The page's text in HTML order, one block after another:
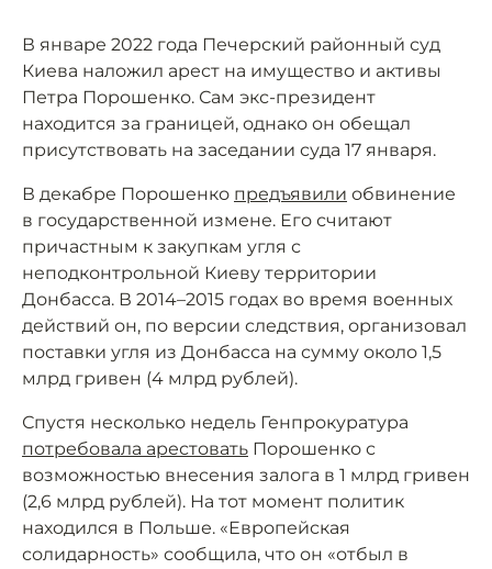
В январе 2022 года Печерский районный суд
Киева наложил арест на имущество и активы
Петра Порошенко. Сам экс-президент
находится за границей, однако он обещал
присутствовать на заседании суда 17 января.
В декабре Порошенко предъявили обвинение
в государственной измене. Его считают
причастным к закупкам угля с
неподконтрольной Киеву территории
Донбасса. В 2014–2015 годах во время военных
действий он, по версии следствия, организовал
поставки угля из Донбасса на сумму около 1,5
млрд гривен (4 млрд рублей).
Спустя несколько недель Генпрокуратура
потребовала арестовать Порошенко с
возможностью внесения залога в 1 млрд гривен
(2,6 млрд рублей). На тот момент политик
находился в Польше. «Европейская
солидарность» сообщила, что он «отбыл в